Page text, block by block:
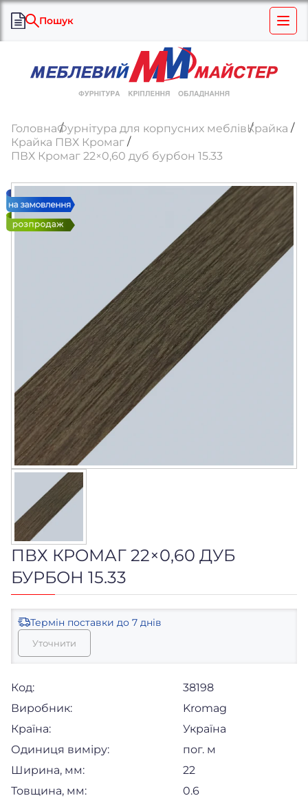
Пошук
ГоловнаФурнітура для корпусних меблівКрайка
Крайка ПВХ Кромаг
ПВХ Кромаг 22×0,60 дуб бурбон 15.33
ПВХ КРОМАГ 22×0,60 ДУБ
БУРБОН 15.33
Термін поставки до 7 днів
Уточнити
Код:
38198
Виробник:
Kromag
Країна:
Україна
Одиниця виміру:
пог. м
Ширина, мм:
22
Товщина, мм:
0.6